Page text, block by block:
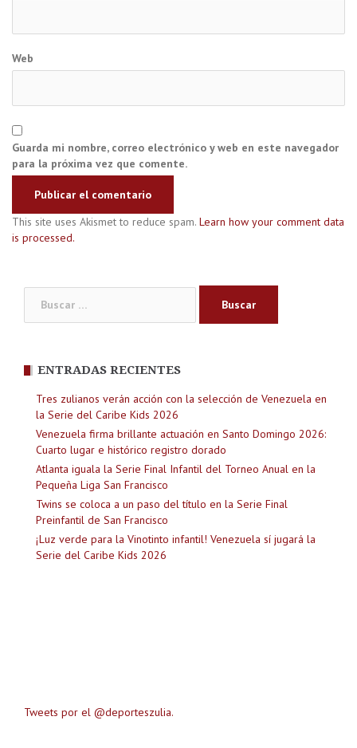
Web
Guarda mi nombre, correo electrónico y web en este navegador
para la próxima vez que comente.
This site uses Akismet to reduce spam. Learn how your comment data
is processed.
ENTRADAS RECIENTES
Tres zulianos verán acción con la selección de Venezuela en
la Serie del Caribe Kids 2026
Venezuela firma brillante actuación en Santo Domingo 2026:
Cuarto lugar e histórico registro dorado
Atlanta iguala la Serie Final Infantil del Torneo Anual en la
Pequeña Liga San Francisco
Twins se coloca a un paso del título en la Serie Final
Preinfantil de San Francisco
¡Luz verde para la Vinotinto infantil! Venezuela sí jugará la
Serie del Caribe Kids 2026
Tweets por el @deporteszulia.